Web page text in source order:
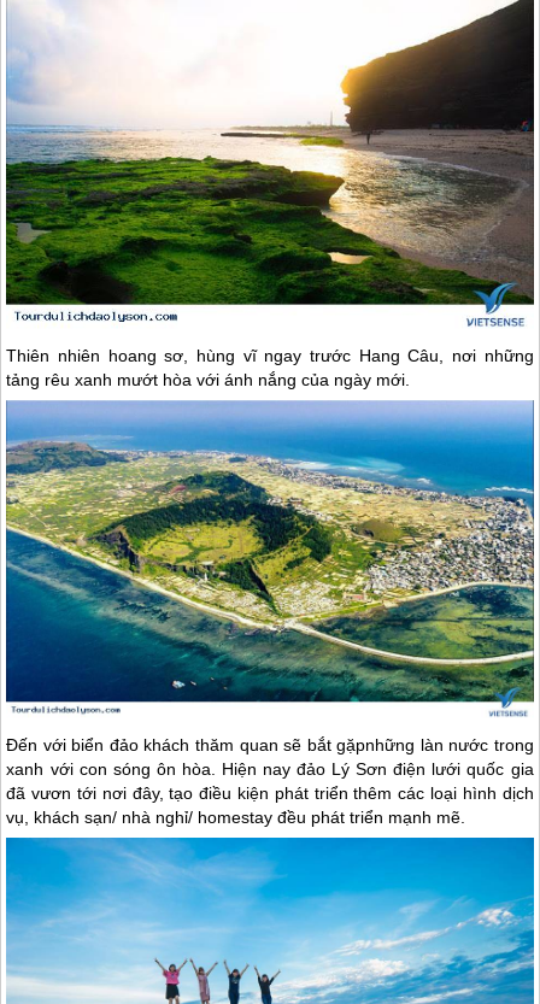
Thiên nhiên hoang sơ, hùng vĩ ngay trước Hang Câu, nơi những
tảng rêu xanh mướt hòa với ánh nắng của ngày mới.
Đến với biển đảo khách thăm quan sẽ bắt gặpnhững làn nước trong
xanh với con sóng ôn hòa. Hiện nayđảo Lý Sơn điện lưới quốc gia
đã vươn tới nơi đây, tạo điều kiện phát triển thêm các loại hình dịch
vụ, khách sạn/ nhà nghỉ/ homestay đều phát triển mạnh mẽ.